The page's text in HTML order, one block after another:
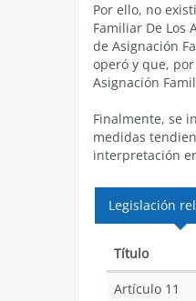
Por ello, no
Familiar De Los
de Asignación
operó y que,
Asignación
Finalmente, se
medidas
interpretación
Legislación
Título
Artículo 11